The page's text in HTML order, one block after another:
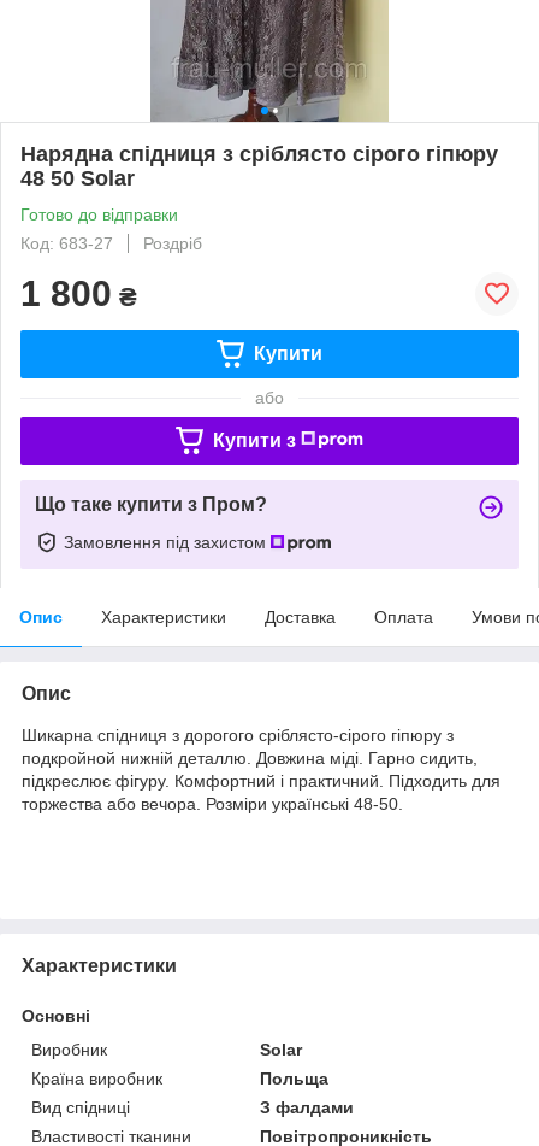
Нарядна спідниця з сріблясто сірого гіпюру
48 50 Solar
Готово до відправки
Код: 683-27
Роздріб
1 800 ₴
Купити
або
Купити з
Що таке купити з Пром?
Замовлення під захистом
Опис Характеристики Доставка Оплата Умови
Опис
Шикарна спідниця з дорогого сріблясто-сірого гіпюру з
подкройной нижній деталлю. Довжина міді. Гарно сидить,
підкреслює фігуру. Комфортний і практичний. Підходить для
торжества або вечора. Розміри українські 48-50.
Характеристики
Основні
Виробник
Solar
Країна виробник
Польща
Вид спідниці
З фалдами
Властивості тканини
Повітропроникність